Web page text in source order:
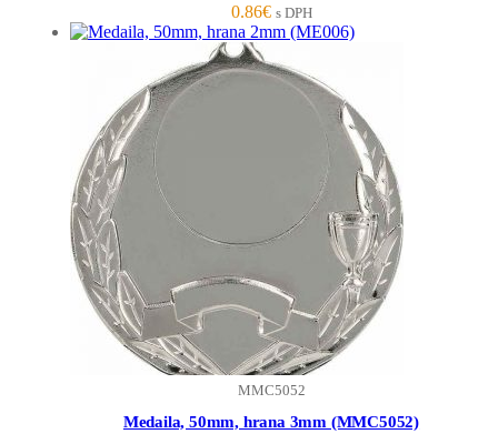
0.86€ s DPH
MMC5052
Medaila, 50mm, hrana 3mm (MMC5052)